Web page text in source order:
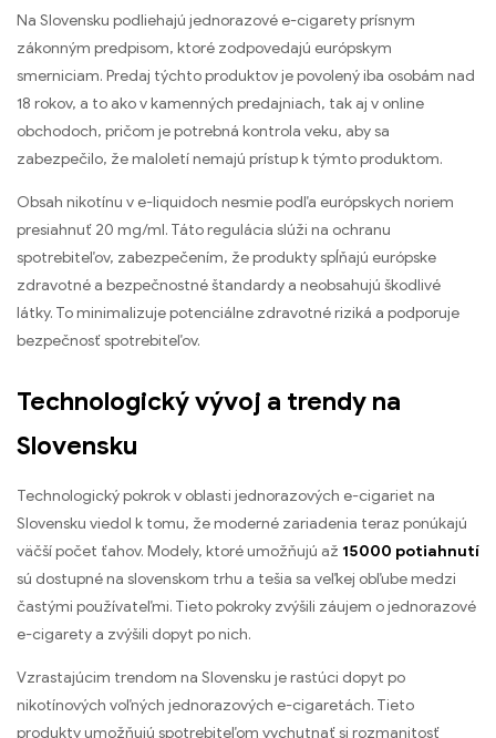
Na Slovensku podliehajú jednorazové e-cigarety prísnym
zákonným predpisom, ktoré zodpovedajú európskym
smerniciam. Predaj týchto produktov je povolený iba osobám nad
18 rokov, a to ako v kamenných predajniach, tak aj v online
obchodoch, pričom je potrebná kontrola veku, aby sa
zabezpečilo, že maloletí nemajú prístup k týmto produktom.
Obsah nikotínu v e-liquidoch nesmie podľa európskych noriem
presiahnuť 20 mg/ml. Táto regulácia slúži na ochranu
spotrebiteľov, zabezpečením, že produkty spĺňajú európske
zdravotné a bezpečnostné štandardy a neobsahujú škodlivé
látky. To minimalizuje potenciálne zdravotné riziká a podporuje
bezpečnosť spotrebiteľov.
Technologický vývoj a trendy na
Slovensku
Technologický pokrok v oblasti jednorazových e-cigariet na
Slovensku viedol k tomu, že moderné zariadenia teraz ponúkajú
väčší počet ťahov. Modely, ktoré umožňujú až 15000 potiahnutí
sú dostupné na slovenskom trhu a tešia sa veľkej obľube medzi
častými používateľmi. Tieto pokroky zvýšili záujem o jednorazové
e-cigarety a zvýšili dopyt po nich.
Vzrastajúcim trendom na Slovensku je rastúci dopyt po
nikotínových voľných jednorazových e-cigaretách. Tieto
produkty umožňujú spotrebiteľom vychutnať si rozmanitosť